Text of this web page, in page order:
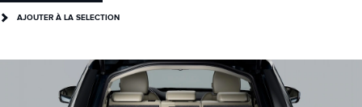
AJOUTER À LA SELECTION